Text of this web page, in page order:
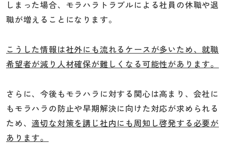
しまった場合、モラハラトラブルによる社員の休職や退
職が増えることになります。
こうした情報は社外にも流れるケースが多いため、就職
希望者が減り人材確保が難しくなる可能性があります。
さらに、今後もモラハラに対する関心は高まり、会社に
もモラハラの防止や早期解決に向けた対応が求められる
ため、 適切な対策を講じ社内にも周知し啓発する必要が
あります。